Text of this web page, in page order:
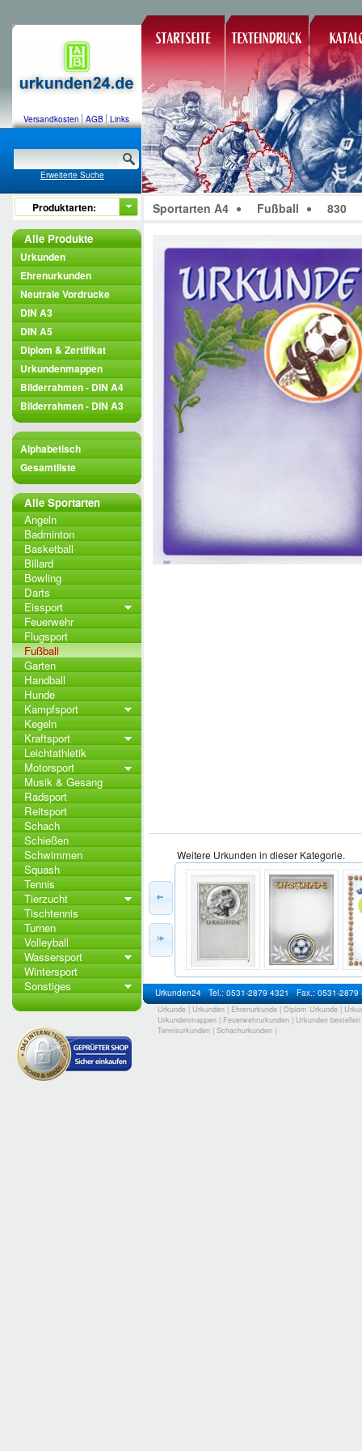
Versandkosten AGB Links
Erweiterte Suche
Produktarten:
Alle Produkte
Urkunden
Ehrenurkunden
Neutrale Vordrucke
DIN A3
DIN A5
Diplom & Zertifikat
Urkundenmappen
Bilderrahmen - DIN A4
Bilderrahmen - DIN A3
Alphabetisch
Gesamtliste
Alle Sportarten
Angeln
Badminton
Basketball
Billard
Bowling
Darts
Eissport
Feuerwehr
Flugsport
Fußball
Garten
Handball
Hunde
Kampfsport
Kegeln
Kraftsport
Leichtathletik
Motorsport
Musik & Gesang
Radsport
Reitsport
Schach
Schießen
Schwimmen
Squash
Tennis
Tierzucht
Tischtennis
Turnen
Volleyball
Wassersport
Wintersport
Sonstiges
Sportarten A4 Fußball 830
Weitere Urkunden in dieser Kategorie.
Urkunden24 Tel.: 0531-2879 4321 Fax.: 0531-2879
Urkunde | Urkunden | Ehrenurkunde | Diplom Urkunde |
Urkundenmappen | Feuerwehrurkunden | Urkunden bestellen
Tennisurkunden | Schachurkunden |